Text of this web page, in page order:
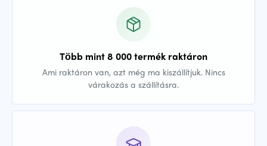
Több mint 8 000 termék raktáron
Ami raktáron van, azt még ma kiszállítjuk. Nincs
várakozás a szállításra.